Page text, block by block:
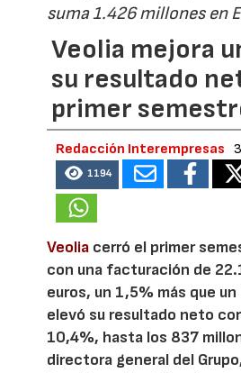
suma 1.426 millones en
Veolia mejora
su resultado
primer
Redacción Interempresas
1194
Veolia cerró el primer
con una facturación de
euros, un 1,5% más que
elevó su resultado neto
10,4%, hasta los 837
directora general del